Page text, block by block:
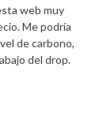
web muy
Me podría
de carbono,
del drop.